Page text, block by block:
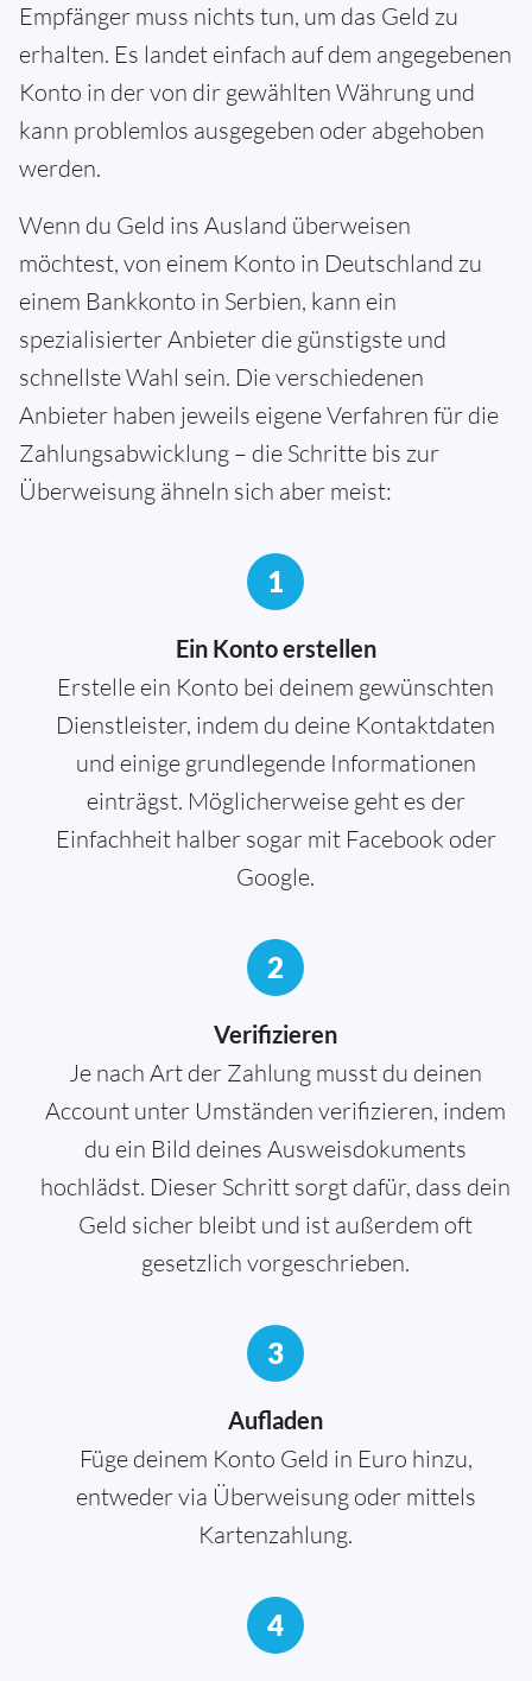
Empfänger muss nichts tun, um das Geld zu
erhalten. Es landet einfach auf dem angegebenen
Konto in der von dir gewählten Währung und
kann problemlos ausgegeben oder abgehoben
werden.
Wenn du Geld ins Ausland überweisen
möchtest, von einem Konto in Deutschland zu
einem Bankkonto in Serbien, kann ein
spezialisierter Anbieter die günstigste und
schnellste Wahl sein. Die verschiedenen
Anbieter haben jeweils eigene Verfahren für die
Zahlungsabwicklung – die Schritte bis zur
Überweisung ähneln sich aber meist:
1
Ein Konto erstellen
Erstelle ein Konto bei deinem gewünschten
Dienstleister, indem du deine Kontaktdaten
und einige grundlegende Informationen
einträgst. Möglicherweise geht es der
Einfachheit halber sogar mit Facebook oder
Google.
2
Verifizieren
Je nach Art der Zahlung musst du deinen
Account unter Umständen verifizieren, indem
du ein Bild deines Ausweisdokuments
hochlädst. Dieser Schritt sorgt dafür, dass dein
Geld sicher bleibt und ist außerdem oft
gesetzlich vorgeschrieben.
3
Aufladen
Füge deinem Konto Geld in Euro hinzu,
entweder via Überweisung oder mittels
Kartenzahlung.
4